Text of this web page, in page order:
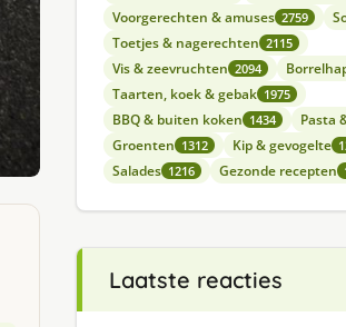
Voorgerechten & amuses 2759
Toetjes & nagerechten 2115
Vis & zeevruchten 2094
Taarten, koek & gebak 1975
BBQ & buiten koken 1434 Pasta
Groenten 1312 Kip & gevogelte
Salades 1216 Gezonde recepten
Laatste reacties